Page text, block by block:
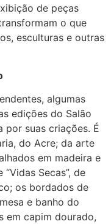
de peças
o que
esculturas e outras
algumas
edições do Salão
por suas criações. É
do Acre; da arte
em madeira e
Secas”, de
os bordados de
e banho do
em capim dourado,